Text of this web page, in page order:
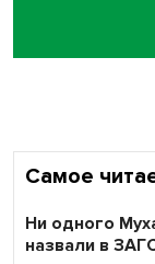
Самое
Ни одного
назвали в